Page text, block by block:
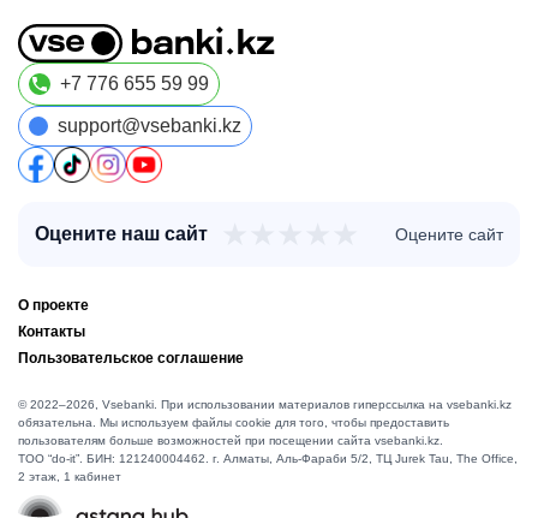
+7 776 655 59 99
support@vsebanki.kz
Оцените наш сайт Оцените сайт
О проекте
Контакты
Пользовательское соглашение
© 2022–2026, Vsebanki. При использовании материалов гиперссылка на vsebanki.kz
обязательна. Мы используем файлы cookie для того, чтобы предоставить
пользователям больше возможностей при посещении сайта vsebanki.kz.
TOO “do-it”. БИН: 121240004462. г. Алматы, ​Аль-Фараби 5/2, ТЦ Jurek Tau, The Office,
2 этаж, 1 кабинет